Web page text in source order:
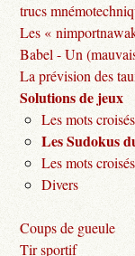
trucs
Les «
Babel - Un
La prévision des
Solutions de jeux
Les mots
Les Sudokus
Les mots
Divers
Coups de gueule
Tir sportif